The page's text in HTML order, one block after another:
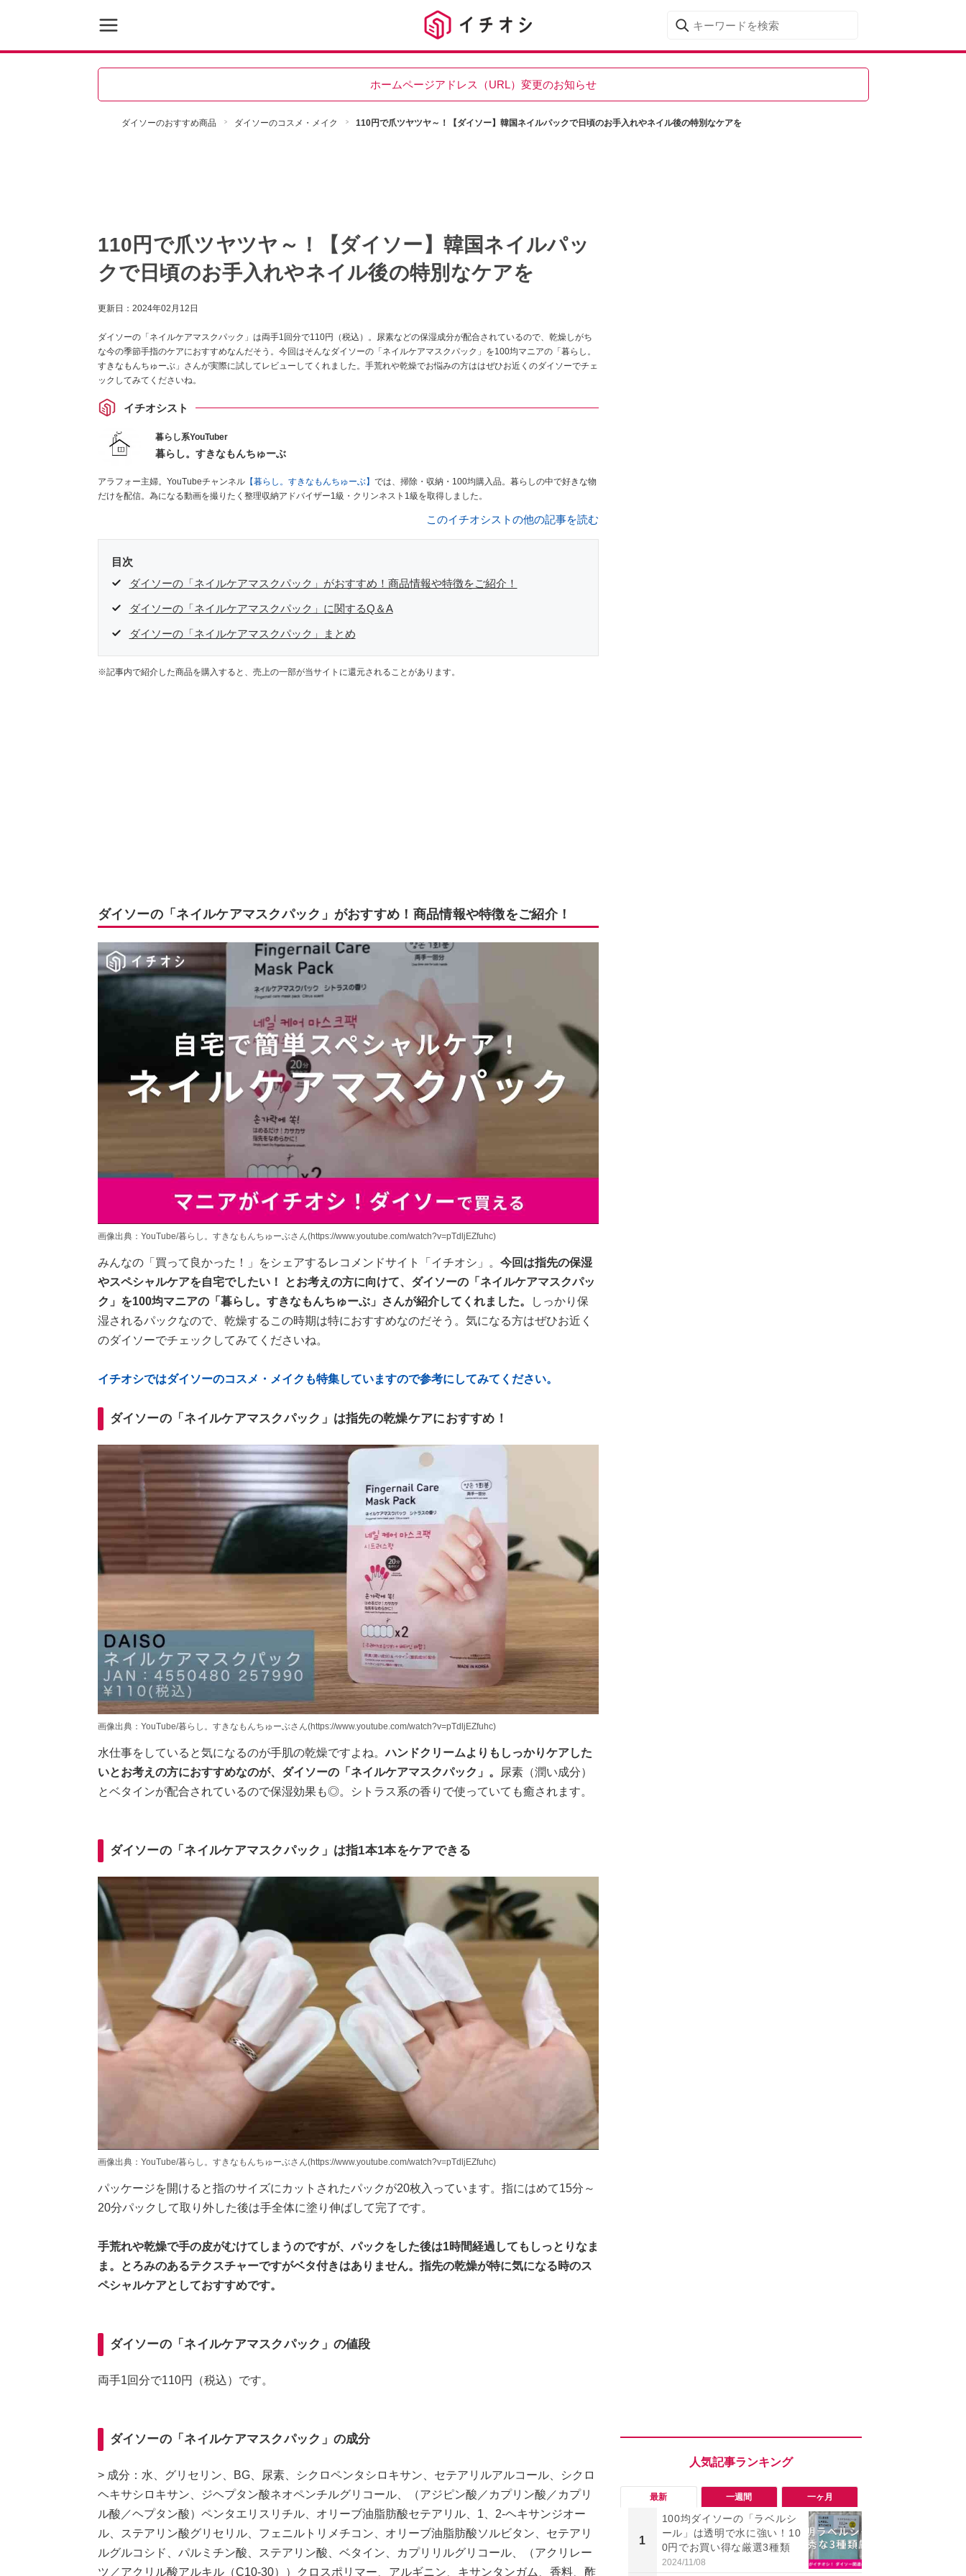
ホームページアドレス（URL）変更のお知らせ
ダイソーのおすすめ商品 ダイソーのコスメ・メイク 110円で爪ツヤツヤ～！【ダイソー】韓国ネイルパックで日頃のお手入れやネイル後の特別なケアを
110円で爪ツヤツヤ～！【ダイソー】韓国ネイルパッ
クで日頃のお手入れやネイル後の特別なケアを
更新日： 2024年02月12日
ダイソーの「ネイルケアマスクパック」は両手1回分で110円（税込）。尿素などの保湿成分が配合されているので、乾燥しがち
な今の季節手指のケアにおすすめなんだそう。今回はそんなダイソーの「ネイルケアマスクパック」を100均マニアの「暮らし。
すきなもんちゅーぶ」さんが実際に試してレビューしてくれました。手荒れや乾燥でお悩みの方ははぜひお近くのダイソーでチェ
ックしてみてくださいね。
イチオシスト
暮らし系YouTuber
暮らし。すきなもんちゅーぶ
アラフォー主婦。YouTubeチャンネル【暮らし。すきなもんちゅーぶ】 では、掃除・収納・100均購入品。暮らしの中で好きな物
だけを配信。為になる動画を撮りたく整理収納アドバイザー1級・クリンネスト1級を取得しました。
このイチオシストの他の記事を読む
目次
ダイソーの「ネイルケアマスクパック」がおすすめ！商品情報や特徴をご紹介！
ダイソーの「ネイルケアマスクパック」に関するQ＆A
ダイソーの「ネイルケアマスクパック」まとめ
※記事内で紹介した商品を購入すると、売上の一部が当サイトに還元されることがあります。
ダイソーの「ネイルケアマスクパック」がおすすめ！商品情報や特徴をご紹介！
画像出典：YouTube/暮らし。すきなもんちゅーぶさん(https://www.youtube.com/watch?v=pTdljEZfuhc)
みんなの「買って良かった！」をシェアするレコメンドサイト「イチオシ」。 今回は指先の保湿
やスペシャルケアを自宅でしたい！ とお考えの方に向けて、ダイソーの「ネイルケアマスクパッ
ク」を100均マニアの「暮らし。すきなもんちゅーぶ」さんが紹介してくれました。
しっかり保
湿されるパックなので、乾燥するこの時期は特におすすめなのだそう。気になる方はぜひお近く
のダイソーでチェックしてみてくださいね。
イチオシではダイソーのコスメ・メイクも特集していますので参考にしてみてください。
ダイソーの「ネイルケアマスクパック」は指先の乾燥ケアにおすすめ！
画像出典：YouTube/暮らし。すきなもんちゅーぶさん(https://www.youtube.com/watch?v=pTdljEZfuhc)
水仕事をしていると気になるのが手肌の乾燥ですよね。ハンドクリームよりもしっかりケアした
いとお考えの方におすすめなのが、ダイソーの「ネイルケアマスクパック」。
尿素（潤い成分）
とベタインが配合されているので保湿効果も◎。シトラス系の香りで使っていても癒されます。
ダイソーの「ネイルケアマスクパック」は指1本1本をケアできる
画像出典：YouTube/暮らし。すきなもんちゅーぶさん(https://www.youtube.com/watch?v=pTdljEZfuhc)
パッケージを開けると指のサイズにカットされたパックが20枚入っています。指にはめて15分～
20分パックして取り外した後は手全体に塗り伸ばして完了です。
手荒れや乾燥で手の皮がむけてしまうのですが、パックをした後は1時間経過してもしっとりなま
ま。とろみのあるテクスチャーですがベタ付きはありません。指先の乾燥が特に気になる時のス
ペシャルケアとしておすすめです。
ダイソーの「ネイルケアマスクパック」の値段
両手1回分で110円（税込）です。
ダイソーの「ネイルケアマスクパック」の成分
> 成分：水、グリセリン、BG、尿素、シクロペンタシロキサン、セテアリルアルコール、シクロ
ヘキサシロキサン、ジヘプタン酸ネオペンチルグリコール、（アジピン酸／カプリン酸／カプリ
ル酸／ヘプタン酸）ペンタエリスリチル、オリーブ油脂肪酸セテアリル、1、2‐ヘキサンジオー
ル、ステアリン酸グリセリル、フェニルトリメチコン、オリーブ油脂肪酸ソルビタン、セテアリ
ルグルコシド、パルミチン酸、ステアリン酸、ベタイン、カプリリルグリコール、（アクリレー
ツ／アクリル酸アルキル（C10‐30））クロスポリマー、アルギニン、キサンタンガム、香料、酢
最新 一週間 一ヶ月
1
100均ダイソーの「ラベルシ
ール」は透明で水に強い！10
0円でお買い得な厳選3種類
2024/11/08